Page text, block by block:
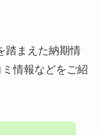
踏まえた納期情
情報などをご紹